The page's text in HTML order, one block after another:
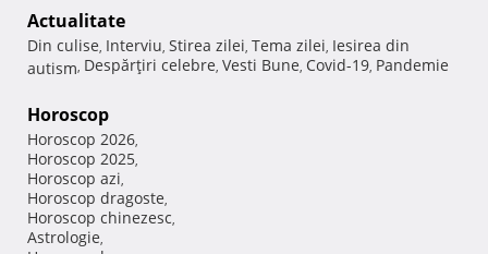
Actualitate
Din culise, Interviu, Stirea zilei, Tema zilei, Iesirea din
autism, Despărţiri celebre, Vesti Bune, Covid-19, Pandemie
Horoscop
Horoscop 2026,
Horoscop 2025,
Horoscop azi,
Horoscop dragoste,
Horoscop chinezesc,
Astrologie,